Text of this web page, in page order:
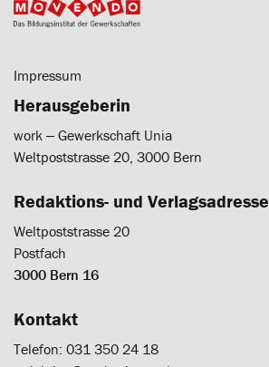
Impressum
Herausgeberin
work ‒ Gewerkschaft Unia
Weltpoststrasse 20, 3000 Bern
Redaktions- und Verlagsadresse
Weltpoststrasse 20
Postfach
3000 Bern 16
Kontakt
Telefon: 031 350 24 18